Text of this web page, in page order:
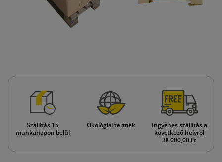
Szállítás 15
munkanapon belül
Ökológiai termék
Ingyenes szállítás a
következő helyről
38 000,00 Ft